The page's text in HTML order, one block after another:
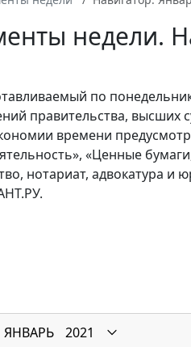
недели.
по
правительства, высших
времени
«Ценные
нотариат, адвокатура
ЯНВАРЬ
2021